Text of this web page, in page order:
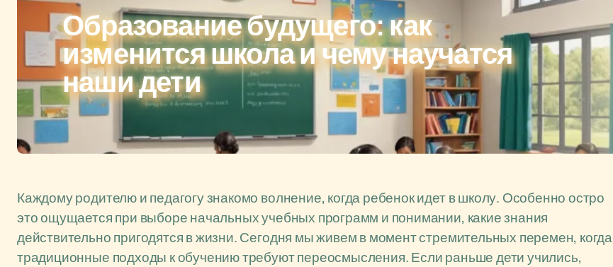
Образование будущего: как
изменится школа и чему научатся
наши дети
Каждому родителю и педагогу знакомо волнение, когда ребенок идет в школу. Особенно остро
это ощущается при выборе начальных учебных программ и понимании, какие знания
действительно пригодятся в жизни. Сегодня мы живем в момент стремительных перемен, когда
традиционные подходы к обучению требуют переосмысления. Если раньше дети учились,